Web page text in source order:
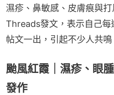
濕疹、鼻敏感、皮膚痕與
Threads發文，表示自己每
帖文一出，引起不少人共鳴
颱風紅霞｜濕疹、眼
發作